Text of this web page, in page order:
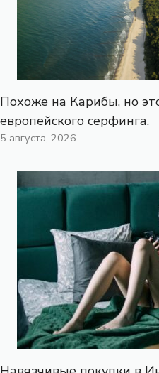
Похоже на Карибы, но
европейского серфинга.
5 августа, 2026